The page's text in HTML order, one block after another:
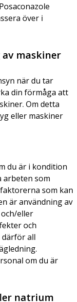
över i
maskiner
när du tar
din förmåga att
Om detta
eller maskiner
du är i kondition
som
som kan
är användning av
eller
och
därför all
om du är
natrium